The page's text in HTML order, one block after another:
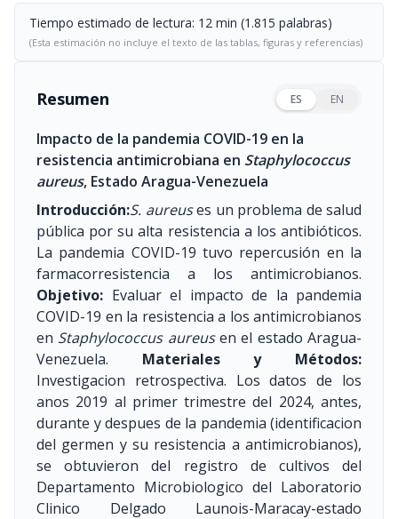
Tiempo estimado de lectura: 12 min (1.815 palabras)
(Esta estimación no incluye el texto de las tablas, figuras y referencias)
Resumen ES EN
Impacto de la pandemia COVID-19 en la
resistencia antimicrobiana en Staphylococcus
aureus, Estado Aragua-Venezuela
Introducción:S. aureuses un problema de salud
pública por su alta resistencia a los antibióticos.
La pandemia COVID-19 tuvo repercusión en la
farmacorresistencia a los antimicrobianos.
Objetivo: Evaluar el impacto de la pandemia
COVID-19 en la resistencia a los antimicrobianos
en Staphylococcus aureusen el estado Aragua-
Venezuela. Materiales y Métodos:
Investigacion retrospectiva. Los datos de los
anos 2019 al primer trimestre del 2024, antes,
durante y despues de la pandemia (identificacion
del germen y su resistencia a antimicrobianos),
se obtuvieron del registro de cultivos del
Departamento Microbiologico del Laboratorio
Clinico Delgado Launois-Maracay-estado